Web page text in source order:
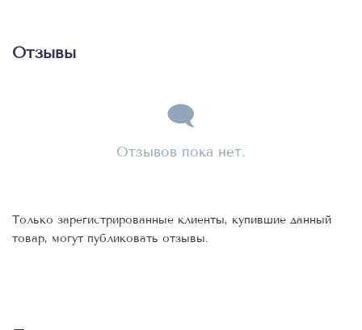
Отзывы
Отзывов пока нет.
Только зарегистрированные клиенты, купившие данный
товар, могут публиковать отзывы.